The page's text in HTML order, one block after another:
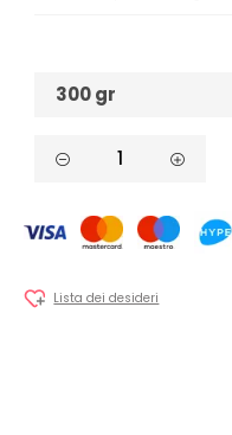
300 gr
Lista dei desideri